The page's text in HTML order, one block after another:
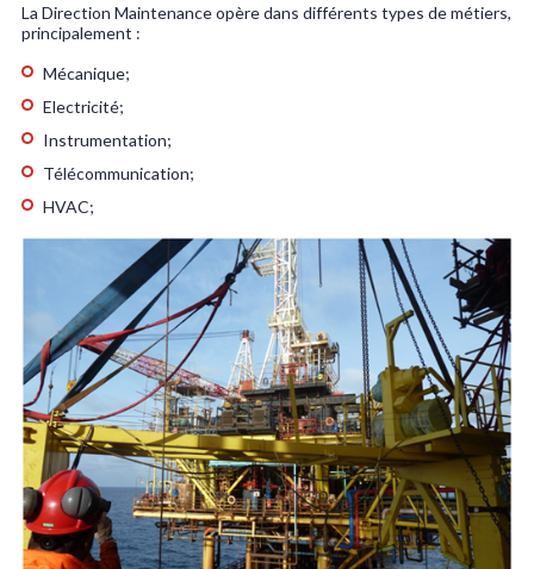
La Direction Maintenance opère dans différents types de métiers,
principalement :
Mécanique;
Electricité;
Instrumentation;
Télécommunication;
HVAC;